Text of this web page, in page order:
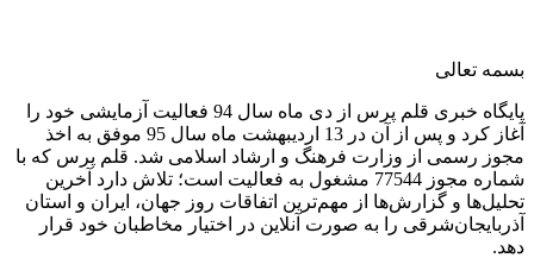
بسمه تعالی
پایگاه خبری قلم پرس از دی ماه سال 94 فعالیت آزمایشی خود را
آغاز کرد و پس از آن در 13 اردیبهشت ماه سال 95 موفق به اخذ
مجوز رسمی از وزارت فرهنگ و ارشاد اسلامی شد. قلم پرس که با
شماره مجوز 77544 مشغول به فعالیت است؛ تلاش دارد آخرین
تحلیل‌ها و گزارش‌ها از مهم‌ترین اتفاقات روز جهان، ایران و استان
آذربایجان‌شرقی را به صورت آنلاین در اختیار مخاطبان خود قرار
دهد.